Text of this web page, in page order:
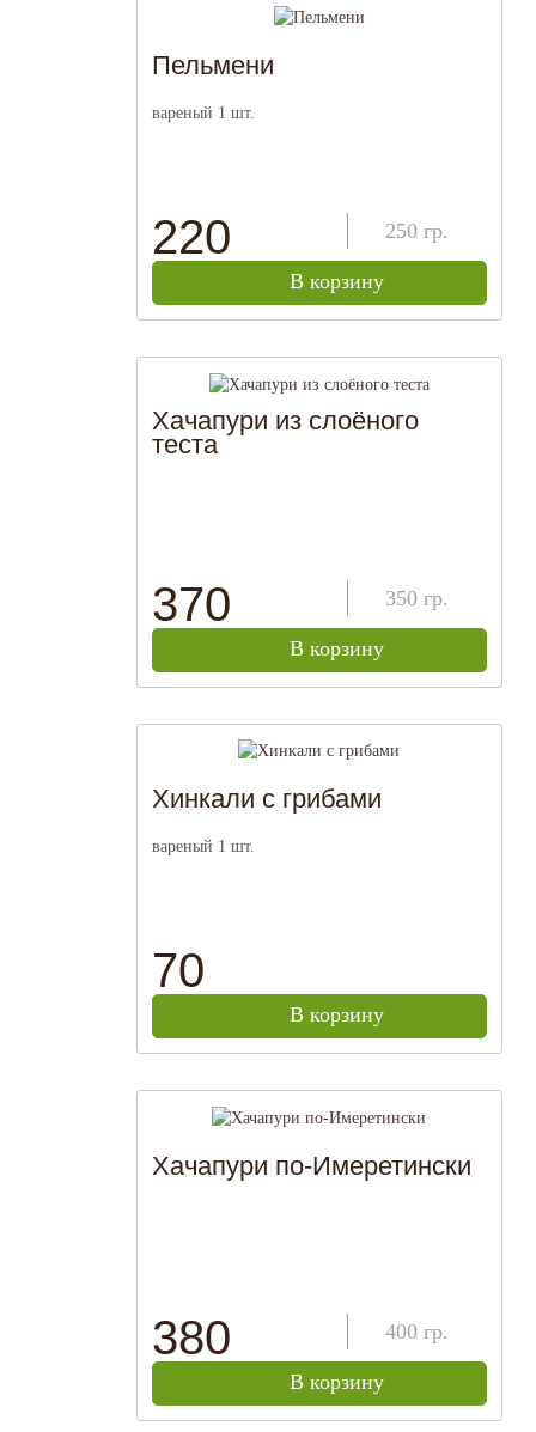
Пельмени
вареный 1 шт.
220 250 гр.
В корзину
Хачапури из слоёного
теста
370 350 гр.
В корзину
Хинкали с грибами
вареный 1 шт.
70
В корзину
Хачапури по-Имеретински
380 400 гр.
В корзину